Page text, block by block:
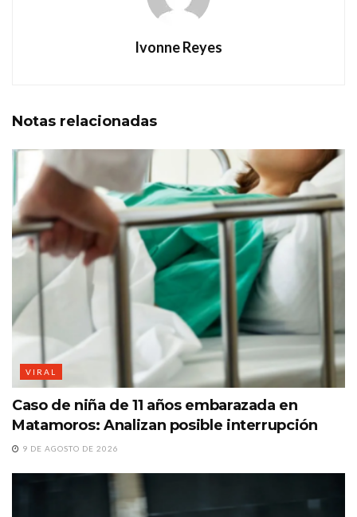
Ivonne Reyes
Notas relacionadas
VIRAL
Caso de niña de 11 años embarazada en
Matamoros: Analizan posible interrupción
9 DE AGOSTO DE 2026